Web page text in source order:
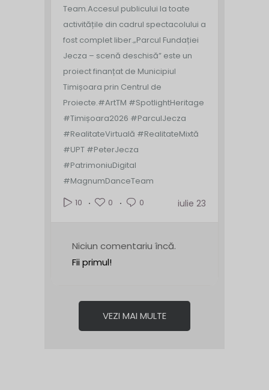
Team.Accesul publicului la toate
activitățile din cadrul spectacolului a
fost complet liber.„Parcul Fundației
Jecza – scenă deschisă” este un
proiect finanțat de Municipiul
Timișoara prin Centrul de
Proiecte.#ArtTM #SpotlightHeritage
#Timișoara2026 #ParculJecza
#RealitateVirtuală #RealitateMixtă
#UPT #PeterJecza
#PatrimoniuDigital
#MagnumDanceTeam
10
0 0 iulie 23
Niciun comentariu încă.
Fii primul!
VEZI MAI MULTE